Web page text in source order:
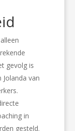
gevolg is
van
in
gesteld.